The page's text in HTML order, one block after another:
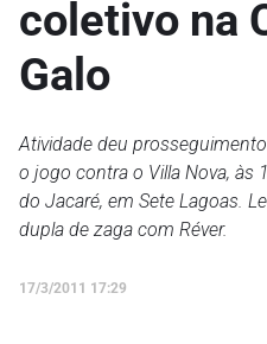
coletivo na
Galo
Atividade deu
o jogo contra o Villa Nova, às
do Jacaré, em Sete Lagoas.
dupla de zaga com Réver.
17/3/2011 17:29